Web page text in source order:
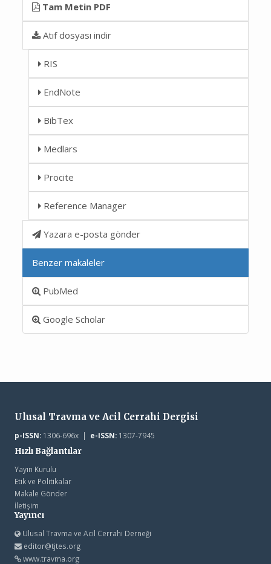
Tam Metin PDF
Atıf dosyası indir
RIS
EndNote
BibTex
Medlars
Procite
Reference Manager
Yazara e-posta gönder
Benzer makaleler
PubMed
Google Scholar
Ulusal Travma ve Acil Cerrahi Dergisi
p-ISSN:1306-696x | e-ISSN:1307-7945
Hızlı Bağlantılar
Yayın Kurulu
Etik ve Politikalar
Makale Gönder
İletişim
Yayıncı
Ulusal Travma ve Acil Cerrahi Derneği
editor@tjtes.org
www.travma.org